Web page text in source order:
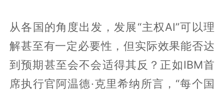
从各国的角度出发，发展“主权AI”可以理
解甚至有一定必要性，但实际效果能否达
到预期甚至会不会适得其反？正如IBM首
席执行官阿温德·克里希纳所言，“每个国